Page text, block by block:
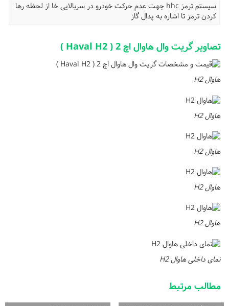
سیستم ترمز hhc جهت عدم حرکت خودرو در سربالایی خا از لحظه رها
کردن ترمز تا اشاره به پدال گاز
تصاویر گریت وال هاوال اچ 2 ( Haval H2 )
هاوال H2
هاوال H2
هاوال H2
هاوال H2
هاوال H2
نمای داخلی هاوال H2
مطالب مرتبط